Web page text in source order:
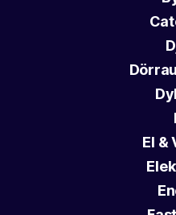
El &